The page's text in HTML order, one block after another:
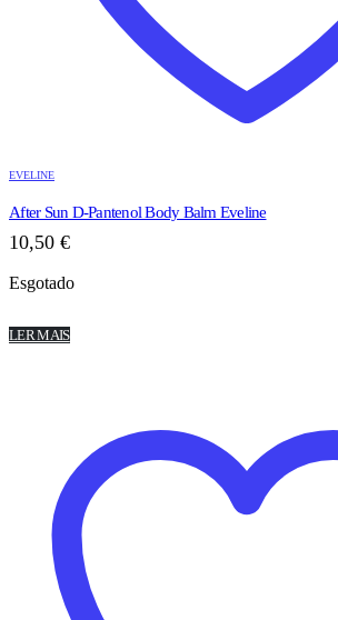
EVELINE
After Sun D-Pantenol Body Balm Eveline
10,50 €
Esgotado
LER MAIS